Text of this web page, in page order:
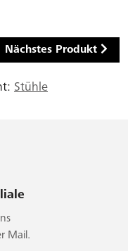
Nächstes Produkt
Stühle
Mail.